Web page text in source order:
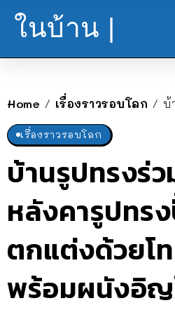
ในบ้าน |
Home / เรื่องราวรอบโลก / บ้านรู
เรื่องราวรอบโลก
บ้านรูปทรงร่
หลังคารูปทร
ตกแต่งด้วยโ
พร้อมผนังอิญ